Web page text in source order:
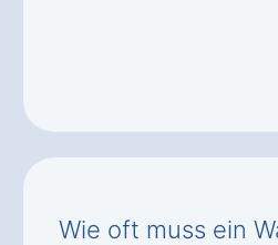
Wie oft muss ein